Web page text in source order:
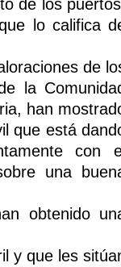
de los
lo califica
de
la
han
que está
con
una
obtenido
y que les